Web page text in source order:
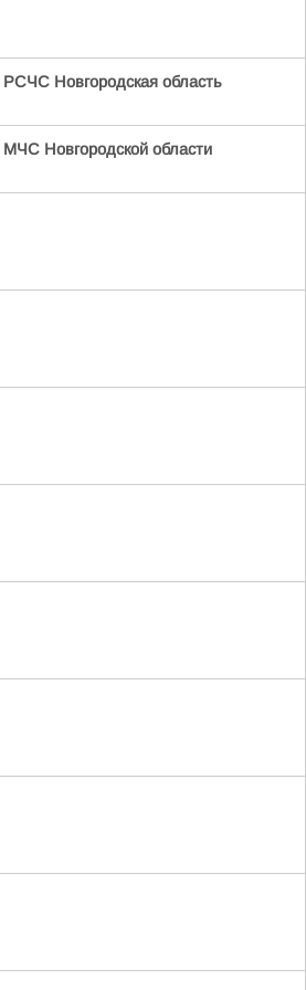
РСЧС Новгородская область
МЧС Новгородской области